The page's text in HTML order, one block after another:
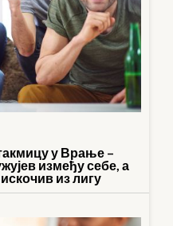
у Врање –
између себе, а
из лигу